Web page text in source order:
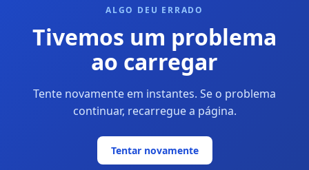
ALGO DEU ERRADO
Tivemos um problema
ao carregar
Tente novamente em instantes. Se o problema
continuar, recarregue a página.
Tentar novamente